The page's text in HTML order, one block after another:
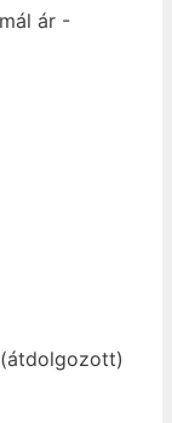
ár -